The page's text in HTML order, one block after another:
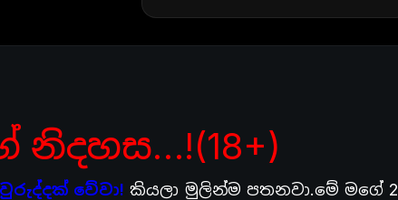
නිදහස…!(18+)
වේවා! කියලා මුලින්ම පතනවා.මේ මගේ 2